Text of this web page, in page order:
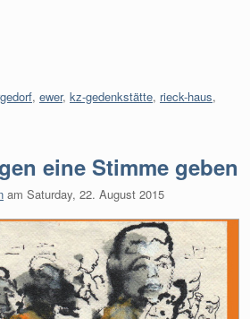
, ewer, kz-gedenkstätte, rieck-haus,
eine Stimme geben
am Saturday, 22. August 2015